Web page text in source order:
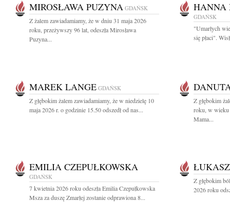
MIROSŁAWA PUZYNA GDAŃSK
Z żalem zawiadamiamy, że w dniu 31 maja 2026
roku, przeżywszy 96 lat, odeszła Mirosława
Puzyna...
HANNA
GDAŃSK
"Umarłych
się płaci".
MAREK LANGE GDAŃSK
Z głębokim żalem zawiadamiamy, że w niedzielę 10
maja 2026 r. o godzinie 15.50 odszedł od nas...
Z głębokim
roku, w wieku
Mama...
EMILIA CZEPUŁKOWSKA
GDAŃSK
7 kwietnia 2026 roku odeszła Emilia Czepułkowska
Msza za duszę Zmarłej zostanie odprawiona 8...
Z głębokim
2026 roku